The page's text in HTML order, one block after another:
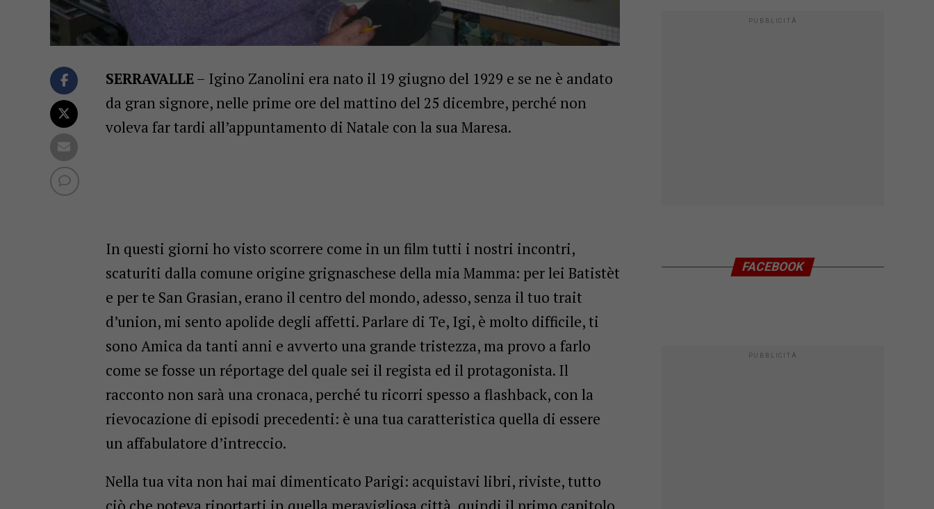
SERRAVALLE– Igino Zanolini era nato il 19 giugno del 1929 e se ne è andato
da gran signore, nelle prime ore del mattino del 25 dicembre, perché non
voleva far tardi all’appuntamento di Natale con la sua Maresa.
In questi giorni ho visto scorrere come in un film tutti i nostri incontri,
scaturiti dalla comune origine grignaschese della mia Mamma: per lei Batistèt
e per te San Grasian, erano il centro del mondo, adesso, senza il tuo trait
d’union, mi sento apolide degli affetti. Parlare di Te, Igi, è molto difficile, ti
sono Amica da tanti anni e avverto una grande tristezza, ma provo a farlo
come se fosse un réportage del quale sei il regista ed il protagonista. Il
racconto non sarà una cronaca, perché tu ricorri spesso a flashback, con la
rievocazione di episodi precedenti: è una tua caratteristica quella di essere
un affabulatore d’intreccio.
Nella tua vita non hai mai dimenticato Parigi: acquistavi libri, riviste, tutto
PUBBLICITÀ
FACEBOOK
PUBBLICITÀ